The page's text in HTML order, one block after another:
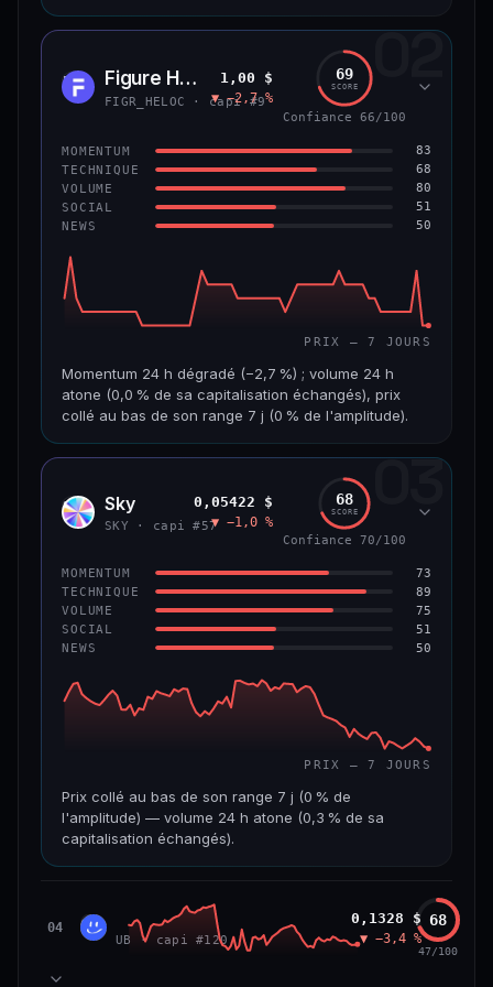
CAP. MARCHÉ VOLUME 24 H
VAR. 7 J VAR. 30 J
+2,0 %
VS ATH
−8,5 %
CONFIANCE 69/100
02
FIGR Figure Heloc
FIGR_HELOC · capi #9
1,00 $
▼ −2,7 %
69
SCORE
Confiance 66/100
MOMENTUM 83
TECHNIQUE 68
VOLUME 80
SOCIAL 51
NEWS 50
PRIX — 7 JOURS
Momentum 24 h dégradé (−2,7 %) ; volume 24 h
atone (0,0 % de sa capitalisation échangés), prix
collé au bas de son range 7 j (0 % de l'amplitude).
CAP. MARCHÉ VOLUME 24 H
VAR. 7 J VAR. 30 J
−3,2 %
VS ATH
−5,6 %
RANG CAPI.
#9
CONFIANCE 66/100
03
SKY Sky
SKY · capi #57
0,05422 $
▼ −1,0 %
68
SCORE
Confiance 70/100
MOMENTUM 73
TECHNIQUE 89
VOLUME 75
SOCIAL 51
NEWS 50
PRIX — 7 JOURS
Prix collé au bas de son range 7 j (0 % de
l'amplitude) — volume 24 h atone (0,3 % de sa
capitalisation échangés).
VAR. 7 J VAR. 30 J
04 UB Unibase
UB · capi #120
0,1328 $
▼ −3,4 %
68
47/100